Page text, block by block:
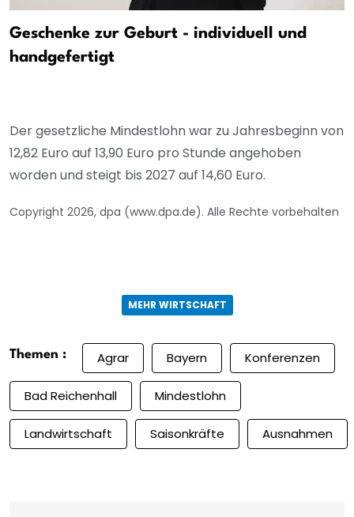
Geschenke zur Geburt - individuell und
handgefertigt
Der gesetzliche Mindestlohn war zu Jahresbeginn von
12,82 Euro auf 13,90 Euro pro Stunde angehoben
worden und steigt bis 2027 auf 14,60 Euro.
Copyright 2026, dpa (www.dpa.de). Alle Rechte vorbehalten
MEHR WIRTSCHAFT
Themen : Agrar Bayern Konferenzen
Bad Reichenhall Mindestlohn
Landwirtschaft Saisonkräfte Ausnahmen